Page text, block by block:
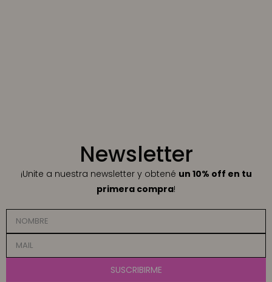
Newsletter
¡Unite a nuestra newsletter y obtené un 10% off en tu
primera compra!
SUSCRIBIRME